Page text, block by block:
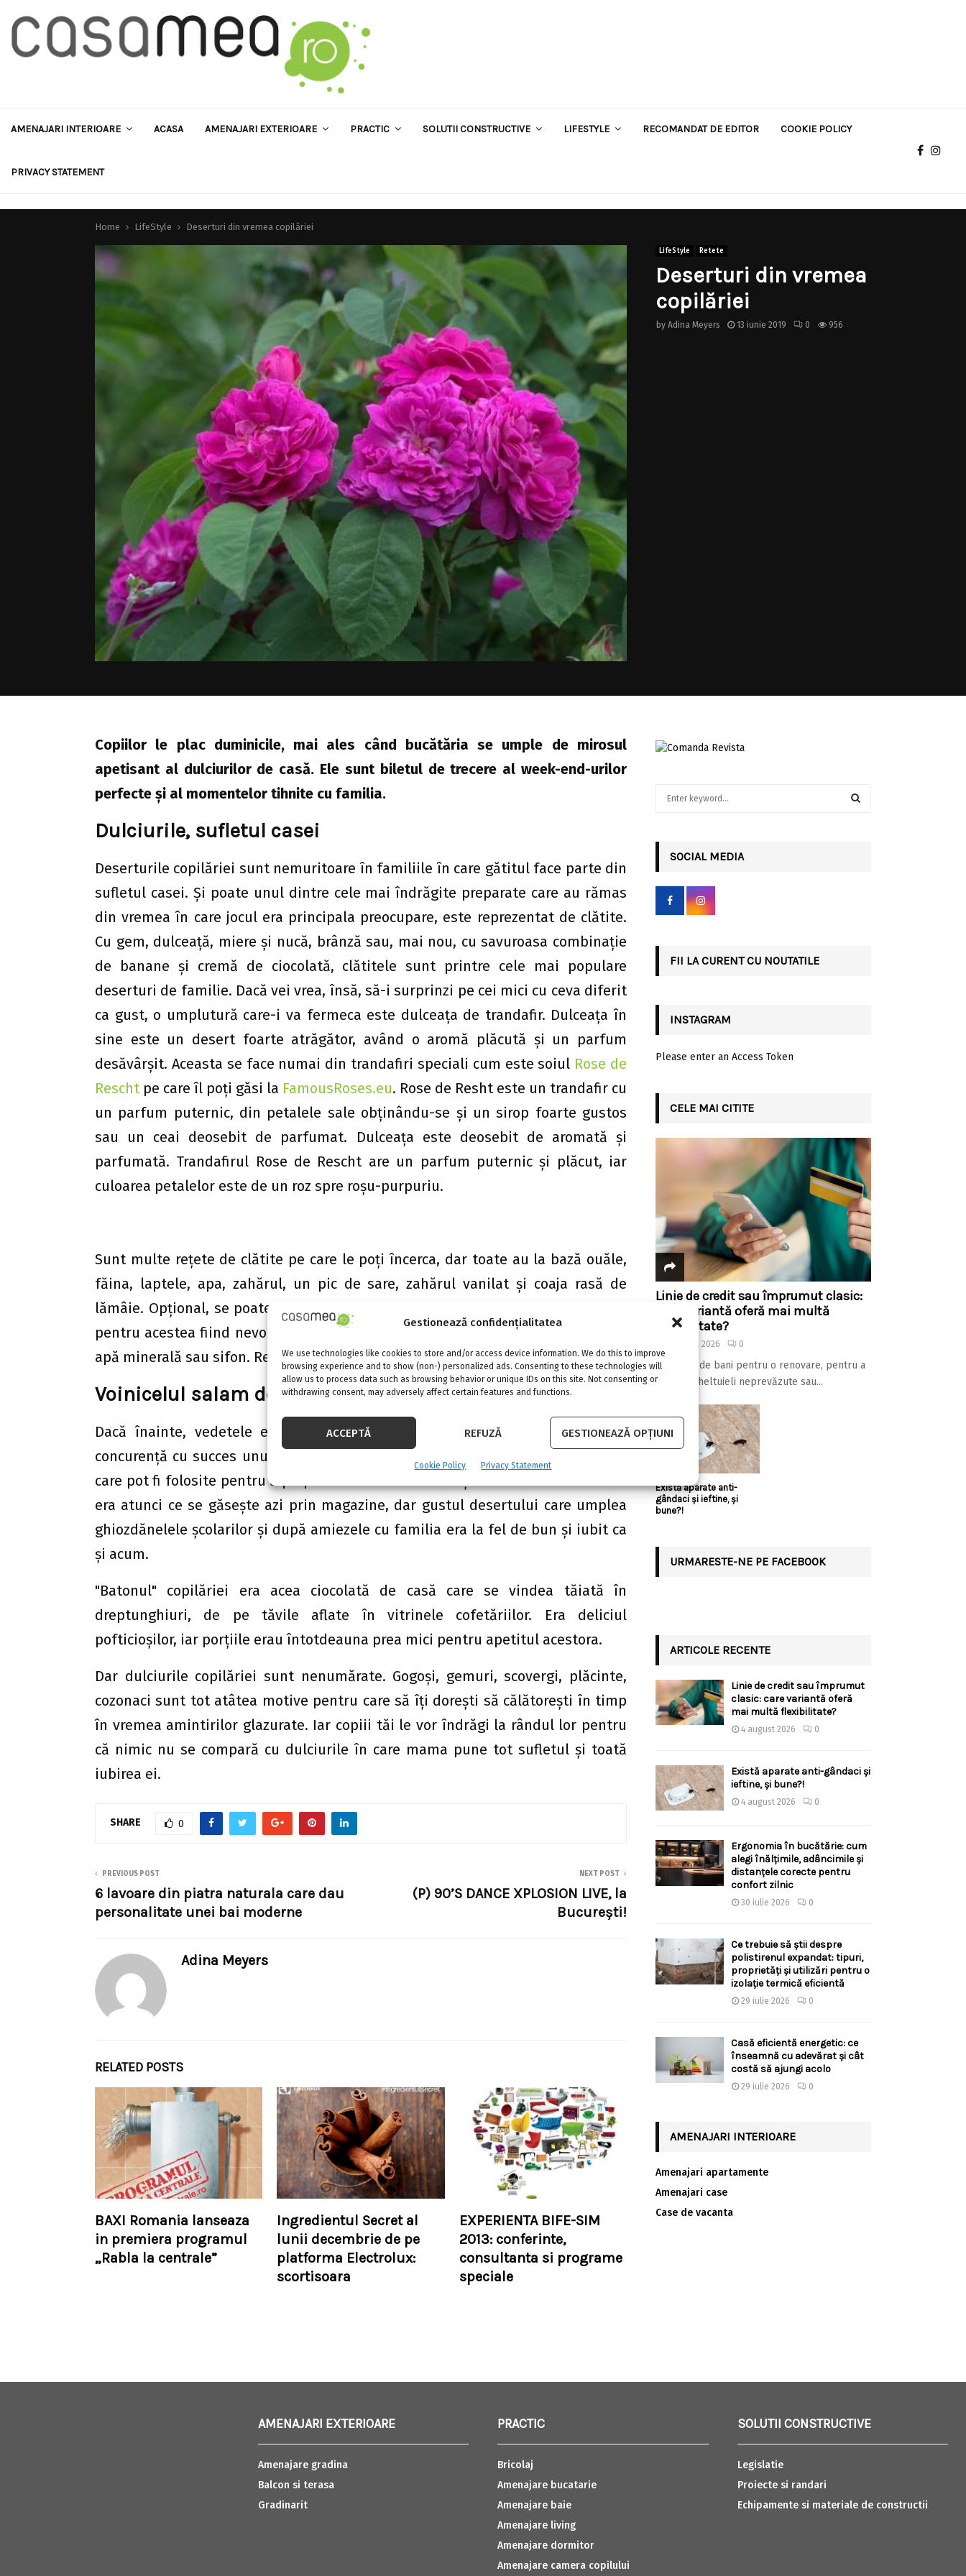
Gestionează confidențialitatea
We use technologies like cookies to store and/or access device information. We do this to improve
browsing experience and to show (non-) personalized ads. Consenting to these technologies will
allow us to process data such as browsing behavior or unique IDs on this site. Not consenting or
withdrawing consent, may adversely affect certain features and functions.
ACCEPTĂ REFUZĂ GESTIONEAZĂ OPȚIUNI
Cookie Policy Privacy Statement
AMENAJARI INTERIOARE ACASA AMENAJARI EXTERIOARE PRACTIC SOLUTII CONSTRUCTIVE LIFESTYLE RECOMANDAT DE EDITOR COOKIE POLICY
PRIVACY STATEMENT
Home LifeStyle Deserturi din vremea copilăriei
LifeStyle Retete
Deserturi din vremea
copilăriei
by Adina Meyers 13 iunie 2019 0 956
Copiilor le plac duminicile, mai ales când bucătăria se umple de mirosul
apetisant al dulciurilor de casă. Ele sunt biletul de trecere al week-end-urilor
perfecte şi al momentelor tihnite cu familia.
Dulciurile, sufletul casei
Deserturile copilăriei sunt nemuritoare în familiile în care gătitul face parte din
sufletul casei. Şi poate unul dintre cele mai îndrăgite preparate care au rămas
din vremea în care jocul era principala preocupare, este reprezentat de clătite.
Cu gem, dulceață, miere şi nucă, brânză sau, mai nou, cu savuroasa combinație
de banane şi cremă de ciocolată, clătitele sunt printre cele mai populare
deserturi de familie. Dacă vei vrea, însă, să-i surprinzi pe cei mici cu ceva diferit
ca gust, o umplutură care-i va fermeca este dulceața de trandafir. Dulceața în
sine este un desert foarte atrăgător, având o aromă plăcută şi un parfum
desăvârşit. Aceasta se face numai din trandafiri speciali cum este soiul Rose de
Rescht pe care îl poți găsi la FamousRoses.eu. Rose de Resht este un trandafir cu
un parfum puternic, din petalele sale obținându-se şi un sirop foarte gustos
sau un ceai deosebit de parfumat. Dulceața este deosebit de aromată și
parfumată. Trandafirul Rose de Rescht are un parfum puternic și plăcut, iar
culoarea petalelor este de un roz spre roșu-purpuriu.
Sunt multe rețete de clătite pe care le poți încerca, dar toate au la bază ouăle,
făina, laptele, apa, zahărul, un pic de sare, zahărul vanilat şi coaja rasă de
lămâie. Opțional, se poate adăuga şi unt topit. Clătitele pot fi, însă, şi de post,
pentru acestea fiind nevoit să renunți la ouă şi la lapte, pe care îl vei înlocui cu
apă minerală sau sifon. Rezultatul va fi la fel de bun, ba chiar mai fraged.
Voinicelul salam de biscuiți și ciocolata de casă
Dacă înainte, vedetele erau biscuiții Voinicel sau orice biscuite care făcea
concurență cu succes unui spărgător de nuci, acum există numeroase variante
care pot fi folosite pentru a prepara un salam de biscuiți excelent. Nici cacao nu
era atunci ce se găseşte azi prin magazine, dar gustul desertului care umplea
ghiozdănelele şcolarilor şi după amiezele cu familia era la fel de bun şi iubit ca
şi acum.
"Batonul" copilăriei era acea ciocolată de casă care se vindea tăiată în
dreptunghiuri, de pe tăvile aflate în vitrinele cofetăriilor. Era deliciul
pofticioşilor, iar porțiile erau întotdeauna prea mici pentru apetitul acestora.
Dar dulciurile copilăriei sunt nenumărate. Gogoşi, gemuri, scovergi, plăcinte,
cozonaci sunt tot atâtea motive pentru care să îți doreşti să călătoreşti în timp
în vremea amintirilor glazurate. Iar copiii tăi le vor îndrăgi la rândul lor pentru
că nimic nu se compară cu dulciurile în care mama pune tot sufletul şi toată
iubirea ei.
SHARE 0
PREVIOUS POST
6 lavoare din piatra naturala care dau
personalitate unei bai moderne
NEXT POST
(P) 90’S DANCE XPLOSION LIVE, la
București!
Adina Meyers
RELATED POSTS
BAXI Romania lanseaza
in premiera programul
„Rabla la centrale”
Ingredientul Secret al
lunii decembrie de pe
platforma Electrolux:
scortisoara
EXPERIENTA BIFE-SIM
2013: conferinte,
consultanta si programe
speciale
r
SOCIAL MEDIA
FII LA CURENT CU NOUTATILE
INSTAGRAM
Please enter an Access Token
CELE MAI CITITE
Linie de credit sau împrumut clasic:
care variantă oferă mai multă
flexibilitate?
4 august 2026 0
Ai nevoie de bani pentru o renovare, pentru a
acoperi cheltuieli neprevăzute sau...
Există aparate anti-
gândaci și ieftine, și
bune?!
URMARESTE-NE PE FACEBOOK
ARTICOLE RECENTE
Linie de credit sau împrumut
clasic: care variantă oferă
mai multă flexibilitate?
4 august 2026 0
Există aparate anti-gândaci și
ieftine, și bune?!
4 august 2026 0
Ergonomia în bucătărie: cum
alegi înălțimile, adâncimile și
distanțele corecte pentru
confort zilnic
30 iulie 2026 0
Ce trebuie să știi despre
polistirenul expandat: tipuri,
proprietăți și utilizări pentru o
izolație termică eficientă
29 iulie 2026 0
Casă eficientă energetic: ce
înseamnă cu adevărat și cât
costă să ajungi acolo
29 iulie 2026 0
AMENAJARI INTERIOARE
Amenajari apartamente
Amenajari case
Case de vacanta
AMENAJARI EXTERIOARE
Amenajare gradina
Balcon si terasa
Gradinarit
PRACTIC
Bricolaj
Amenajare bucatarie
Amenajare baie
Amenajare living
Amenajare dormitor
Amenajare camera copilului
SOLUTII CONSTRUCTIVE
Legislatie
Proiecte si randari
Echipamente si materiale de constructii